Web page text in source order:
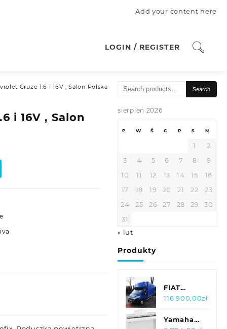
Add your content here
LOGIN / REGISTER
Cruze 1.6 i 16V , Salon Polska
i 16V , Salon
Search
Search
sierpień 2026
P W Ś C P S N
1
2
3
4 5 6 7 8
9
10
11 12 13 14 15
16
17
18 19 20 21 22
23
24
25 26 27 28 29
30
31
« lut
Produkty
FIAT
DUCATO
10 PALET
116 900,00zł
Yamaha